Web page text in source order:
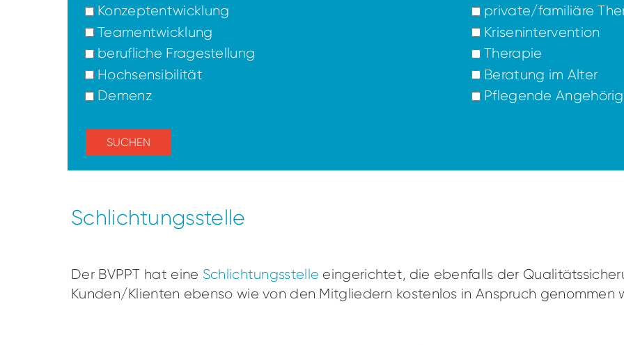
Konzeptentwicklung
private/familiäre
Teamentwicklung
Krisenintervention
berufliche Fragestellung
Therapie
Hochsensibilität
Beratung im Alter
Demenz
Pflegende
SUCHEN
Schlichtungsstelle
Der BVPPT hat eine Schlichtungsstelle eingerichtet, die ebenfalls der
Kunden/Klienten ebenso wie von den Mitgliedern kostenlos in Anspruch genommen